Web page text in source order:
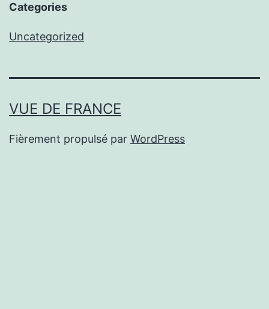
Categories
Uncategorized
VUE DE FRANCE
Fièrement propulsé par WordPress